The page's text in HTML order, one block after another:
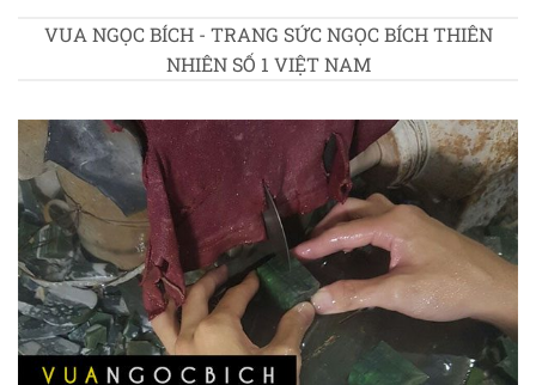
VUA NGỌC BÍCH - TRANG SỨC NGỌC BÍCH THIÊN
NHIÊN SỐ 1 VIỆT NAM